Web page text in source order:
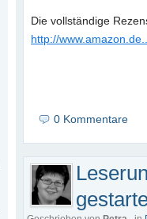
Die vollständige
http://
0 Kommentare